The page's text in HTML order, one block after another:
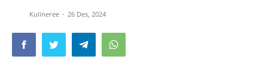
Kulineree 26 Des, 2024